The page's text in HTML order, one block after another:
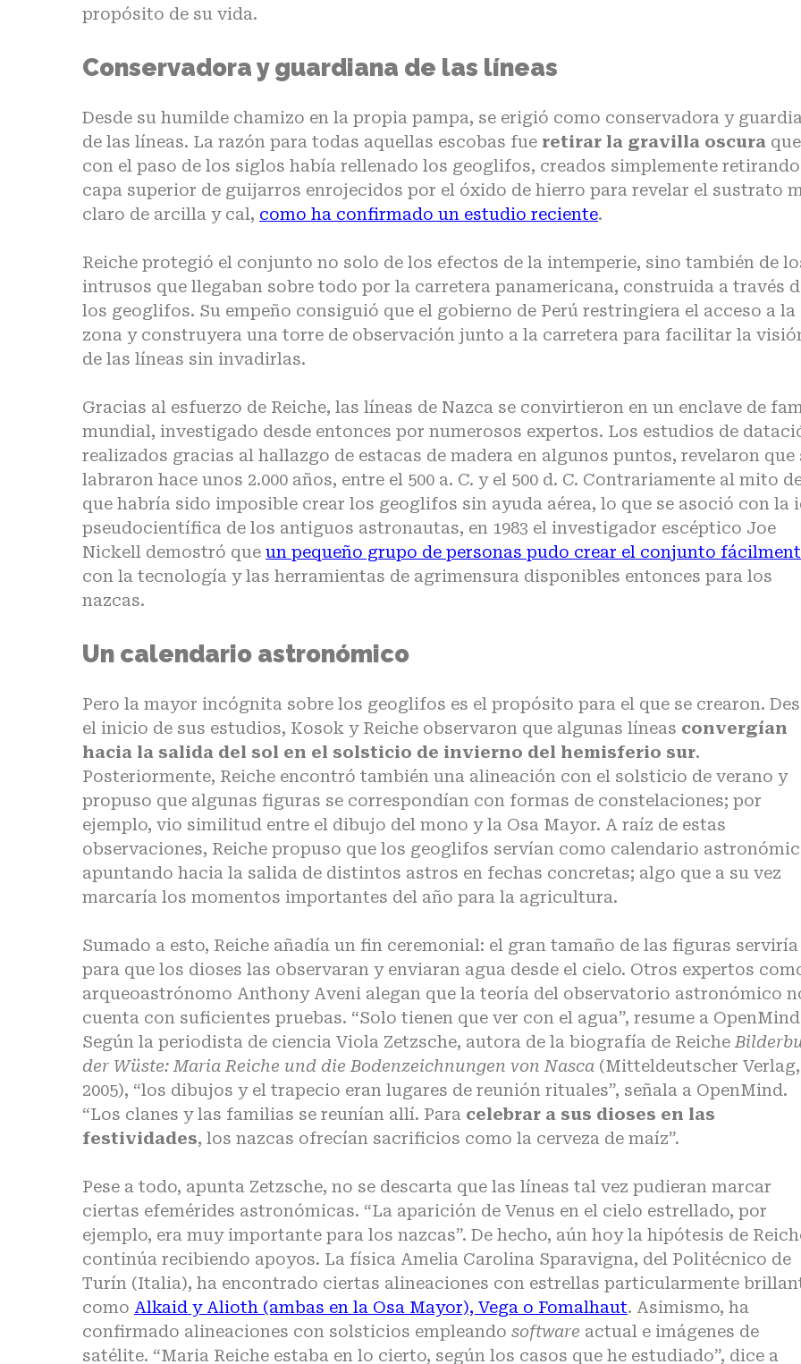
propósito de su vida.
Conservadora y guardiana de las líneas
Desde su humilde chamizo en la propia pampa, se erigió como conservadora y
de las líneas. La razón para todas aquellas escobas fue retirar la gravilla oscura que
con el paso de los siglos había rellenado los geoglifos, creados simplemente
capa superior de guijarros enrojecidos por el óxido de hierro para revelar el sustrato
claro de arcilla y cal, como ha confirmado un estudio reciente.
Reiche protegió el conjunto no solo de los efectos de la intemperie, sino también de
intrusos que llegaban sobre todo por la carretera panamericana, construida a través
los geoglifos. Su empeño consiguió que el gobierno de Perú restringiera el acceso a la
zona y construyera una torre de observación junto a la carretera para facilitar la
de las líneas sin invadirlas.
Gracias al esfuerzo de Reiche, las líneas de Nazca se convirtieron en un enclave de
mundial, investigado desde entonces por numerosos expertos. Los estudios de
realizados gracias al hallazgo de estacas de madera en algunos puntos, revelaron que
labraron hace unos 2.000 años, entre el 500 a. C. y el 500 d. C. Contrariamente al mito
que habría sido imposible crear los geoglifos sin ayuda aérea, lo que se asoció con la
pseudocientífica de los antiguos astronautas, en 1983 el investigador escéptico Joe
Nickell demostró que un pequeño grupo de personas pudo crear el conjunto
con la tecnología y las herramientas de agrimensura disponibles entonces para los
nazcas.
Un calendario astronómico
Pero la mayor incógnita sobre los geoglifos es el propósito para el que se crearon.
el inicio de sus estudios, Kosok y Reiche observaron que algunas líneas convergían
hacia la salida del sol en el solsticio de invierno del hemisferio sur.
Posteriormente, Reiche encontró también una alineación con el solsticio de verano y
propuso que algunas figuras se correspondían con formas de constelaciones; por
ejemplo, vio similitud entre el dibujo del mono y la Osa Mayor. A raíz de estas
observaciones, Reiche propuso que los geoglifos servían como calendario
apuntando hacia la salida de distintos astros en fechas concretas; algo que a su vez
marcaría los momentos importantes del año para la agricultura.
Sumado a esto, Reiche añadía un fin ceremonial: el gran tamaño de las figuras serviría
para que los dioses las observaran y enviaran agua desde el cielo. Otros expertos
arqueoastrónomo Anthony Aveni alegan que la teoría del observatorio astronómico
cuenta con suficientes pruebas. “Solo tienen que ver con el agua”, resume a
Según la periodista de ciencia Viola Zetzsche, autora de la biografía de Reiche
der Wüste: Maria Reiche und die Bodenzeichnungen von Nasca (Mitteldeutscher Verlag,
2005), “los dibujos y el trapecio eran lugares de reunión rituales”, señala a OpenMind.
“Los clanes y las familias se reunían allí. Para celebrar a sus dioses en las
festividades, los nazcas ofrecían sacrificios como la cerveza de maíz”.
Pese a todo, apunta Zetzsche, no se descarta que las líneas tal vez pudieran marcar
ciertas efemérides astronómicas. “La aparición de Venus en el cielo estrellado, por
ejemplo, era muy importante para los nazcas”. De hecho, aún hoy la hipótesis de
continúa recibiendo apoyos. La física Amelia Carolina Sparavigna, del Politécnico de
Turín (Italia), ha encontrado ciertas alineaciones con estrellas particularmente
como Alkaid y Alioth (ambas en la Osa Mayor), Vega o Fomalhaut. Asimismo, ha
confirmado alineaciones con solsticios empleando software actual e imágenes de
satélite. “Maria Reiche estaba en lo cierto, según los casos que he estudiado”, dice a